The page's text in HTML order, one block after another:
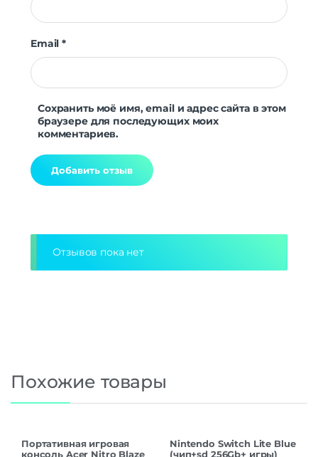
Email*
Сохранить моё имя, email и адрес сайта в этом
браузере для последующих моих
комментариев.
Отзывов пока нет
Похожие товары
Портативная игровая
консоль Acer Nitro Blaze
Nintendo Switch Lite Blue
(чип+sd 256Gb+ игры)